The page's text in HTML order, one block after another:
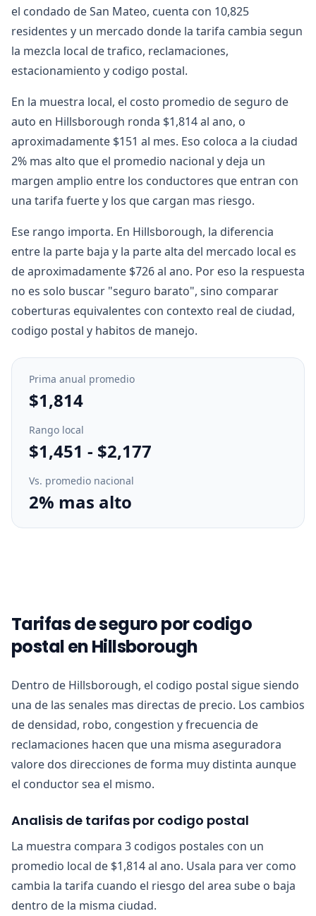
el condado de San Mateo, cuenta con 10,825
residentes y un mercado donde la tarifa cambia segun
la mezcla local de trafico, reclamaciones,
estacionamiento y codigo postal.
En la muestra local, el costo promedio de seguro de
auto en Hillsborough ronda $1,814 al ano, o
aproximadamente $151 al mes. Eso coloca a la ciudad
2% mas alto que el promedio nacional y deja un
margen amplio entre los conductores que entran con
una tarifa fuerte y los que cargan mas riesgo.
Ese rango importa. En Hillsborough, la diferencia
entre la parte baja y la parte alta del mercado local es
de aproximadamente $726 al ano. Por eso la respuesta
no es solo buscar "seguro barato", sino comparar
coberturas equivalentes con contexto real de ciudad,
codigo postal y habitos de manejo.
Prima anual promedio
$1,814
Rango local
$1,451 - $2,177
Vs. promedio nacional
2% mas alto
Tarifas de seguro por codigo
postal en Hillsborough
Dentro de Hillsborough, el codigo postal sigue siendo
una de las senales mas directas de precio. Los cambios
de densidad, robo, congestion y frecuencia de
reclamaciones hacen que una misma aseguradora
valore dos direcciones de forma muy distinta aunque
el conductor sea el mismo.
Analisis de tarifas por codigo postal
La muestra compara 3 codigos postales con un
promedio local de $1,814 al ano. Usala para ver como
cambia la tarifa cuando el riesgo del area sube o baja
dentro de la misma ciudad.